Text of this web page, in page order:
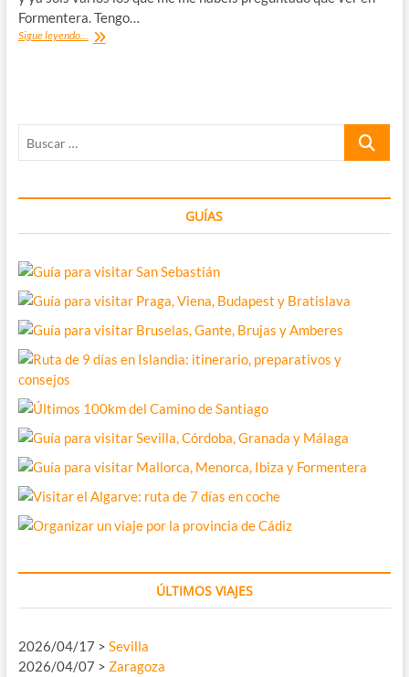
Formentera. Tengo…
Sigue leyendo... Qué
Buscar
GUÍAS
ÚLTIMOS VIAJES
2026/04/17 > Sevilla
2026/04/07 > Zaragoza